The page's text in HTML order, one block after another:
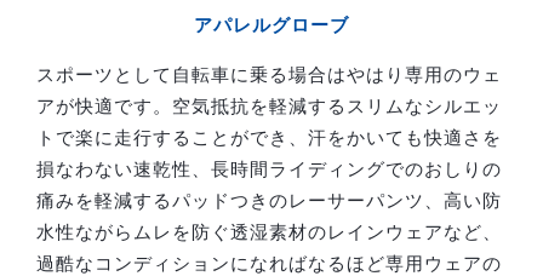
アパレルグローブ
スポーツとして自転車に乗る場合はやはり専用のウェ
アが快適です。空気抵抗を軽減するスリムなシルエッ
トで楽に走行することができ、汗をかいても快適さを
損なわない速乾性、長時間ライディングでのおしりの
痛みを軽減するパッドつきのレーサーパンツ、高い防
水性ながらムレを防ぐ透湿素材のレインウェアなど、
過酷なコンディションになればなるほど専用ウェアの